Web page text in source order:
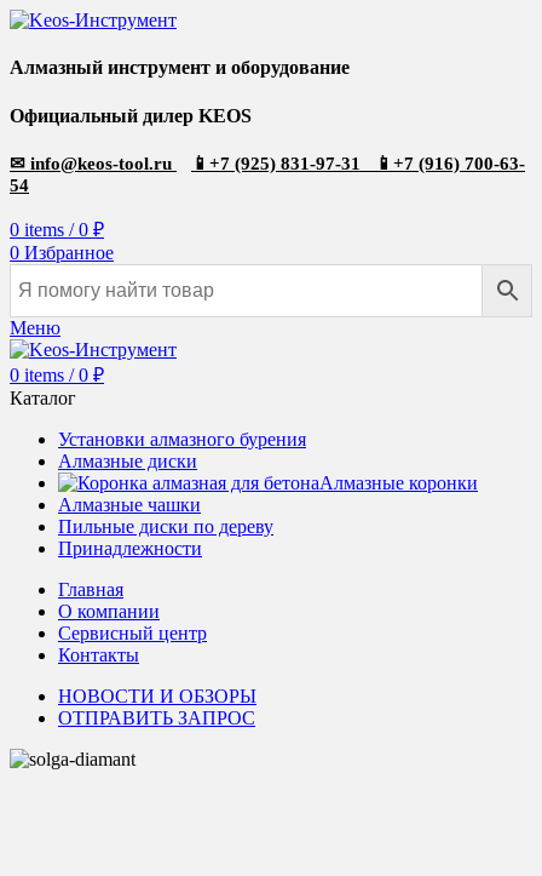
Алмазный инструмент и оборудование
Официальный дилер KEOS
✉ info@keos-tool.ru 📱 +7 (925) 831-97-31 📱 +7 (916) 700-63-
54
0 items / 0 ₽
0 Избранное
Меню
0 items / 0 ₽
Каталог
Установки алмазного бурения
Алмазные диски
Алмазные коронки
Алмазные чашки
Пильные диски по дереву
Принадлежности
Главная
О компании
Сервисный центр
Контакты
НОВОСТИ И ОБЗОРЫ
ОТПРАВИТЬ ЗАПРОС